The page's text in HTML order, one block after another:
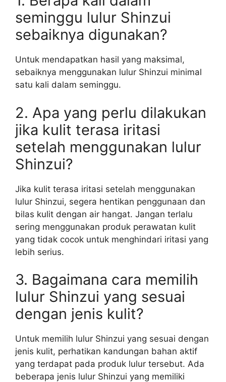
seminggu lulur Shinzui
sebaiknya digunakan?
Untuk mendapatkan hasil yang maksimal,
sebaiknya menggunakan lulur Shinzui minimal
satu kali dalam seminggu.
2. Apa yang perlu dilakukan
jika kulit terasa iritasi
setelah menggunakan lulur
Shinzui?
Jika kulit terasa iritasi setelah menggunakan
lulur Shinzui, segera hentikan penggunaan dan
bilas kulit dengan air hangat. Jangan terlalu
sering menggunakan produk perawatan kulit
yang tidak cocok untuk menghindari iritasi yang
lebih serius.
3. Bagaimana cara memilih
lulur Shinzui yang sesuai
dengan jenis kulit?
Untuk memilih lulur Shinzui yang sesuai dengan
jenis kulit, perhatikan kandungan bahan aktif
yang terdapat pada produk lulur tersebut. Ada
beberapa jenis lulur Shinzui yang memiliki